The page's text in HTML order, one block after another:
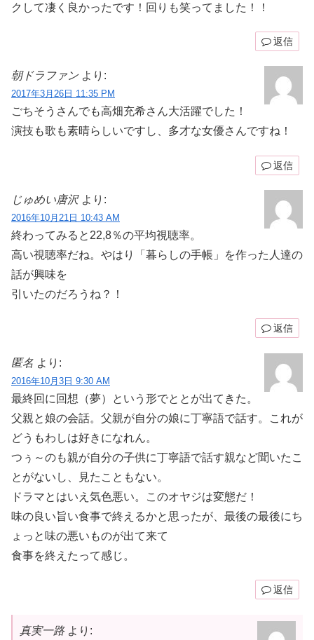
クして凄く良かったです！回りも笑ってました！！
返信
朝ドラファン より:
2017年3月26日 11:35 PM
ごちそうさんでも高畑充希さん大活躍でした！
演技も歌も素晴らしいですし、多才な女優さんですね！
返信
じゅめい唐沢 より:
2016年10月21日 10:43 AM
終わってみると22,8％の平均視聴率。
高い視聴率だね。やはり「暮らしの手帳」を作った人達の
話が興味を
引いたのだろうね？！
返信
匿名 より:
2016年10月3日 9:30 AM
最終回に回想（夢）という形でととが出てきた。
父親と娘の会話。父親が自分の娘に丁寧語で話す。これが
どうもわしは好きになれん。
つぅ～のも親が自分の子供に丁寧語で話す親など聞いたこ
とがないし、見たこともない。
ドラマとはいえ気色悪い。このオヤジは変態だ！
味の良い旨い食事で終えるかと思ったが、最後の最後にち
ょっと味の悪いものが出て来て
食事を終えたって感じ。
返信
真実一路 より: